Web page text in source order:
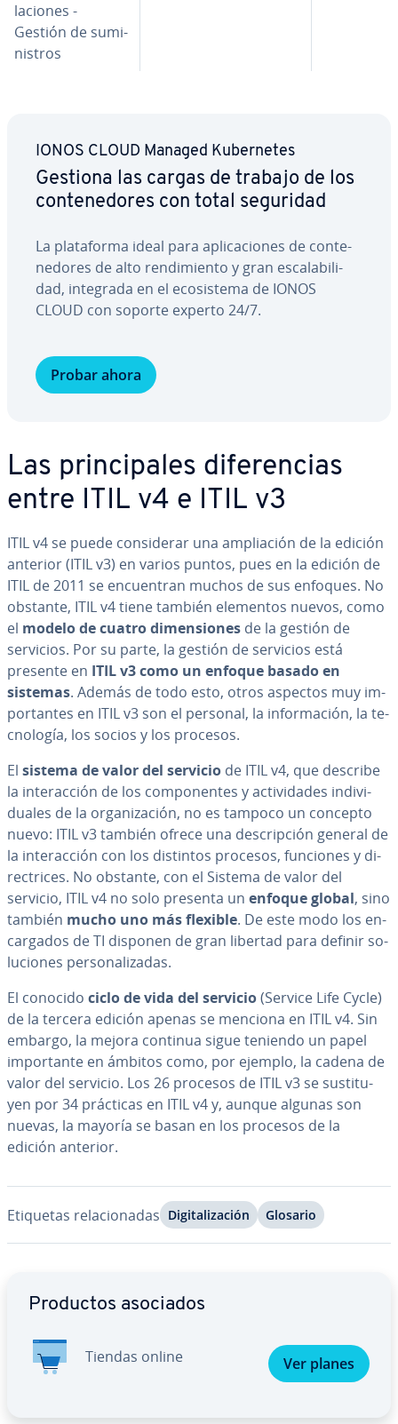
la­cio­nes -
Gestión de su­mi­
ni­s­tros
IONOS CLOUD Managed Ku­be­r­ne­tes
Gestiona las cargas de trabajo de los
co­n­te­ne­do­res con total seguridad
La pla­ta­fo­r­ma ideal para apli­ca­cio­nes de co­n­te­
ne­do­res de alto re­n­di­mie­n­to y gran es­ca­la­bi­li­
dad, integrada en el eco­si­s­te­ma de IONOS
CLOUD con soporte experto 24/7.
Probar ahora
Las pri­n­ci­pa­les di­fe­re­n­cias
entre ITIL v4 e ITIL v3
ITIL v4 se puede co­n­si­de­rar una am­plia­ción de la edición
anterior (ITIL v3) en varios puntos, pues en la edición de
ITIL de 2011 se en­cue­n­tran muchos de sus enfoques. No
obstante, ITIL v4 tiene también elementos nuevos, como
el modelo de cuatro di­me­n­sio­nes de la gestión de
servicios. Por su parte, la gestión de servicios está
presente en ITIL v3 como un enfoque basado en
sistemas. Además de todo esto, otros aspectos muy im­
po­r­ta­n­tes en ITIL v3 son el personal, la in­fo­r­ma­ción, la te­
c­no­lo­gía, los socios y los procesos.
El sistema de valor del servicio de ITIL v4, que describe
la in­ter­ac­ción de los co­m­po­ne­n­tes y ac­ti­vi­da­des in­di­vi­
dua­les de la or­ga­ni­za­ción, no es tampoco un concepto
nuevo: ITIL v3 también ofrece una de­s­cri­p­ción general de
la in­ter­ac­ción con los distintos procesos, funciones y di­
re­c­tri­ces. No obstante, con el Sistema de valor del
servicio, ITIL v4 no solo presenta un enfoque global, sino
también mucho uno más flexible. De este modo los en­
ca­r­ga­dos de TI disponen de gran libertad para definir so­
lu­cio­nes pe­r­so­na­li­za­das.
El conocido ciclo de vida del servicio(Service Life Cycle)
de la tercera edición apenas se menciona en ITIL v4. Sin
embargo, la mejora continua sigue teniendo un papel
im­po­r­ta­n­te en ámbitos como, por ejemplo, la cadena de
valor del servicio. Los 26 procesos de ITIL v3 se su­s­ti­tu­
yen por 34 prácticas en ITIL v4 y, aunque algunas son
nuevas, la mayoría se basan en los procesos de la
edición anterior.
Etiquetas re­la­cio­na­das Di­gi­ta­li­za­ción Glosario
Productos asociados
Tiendas online Ver planes